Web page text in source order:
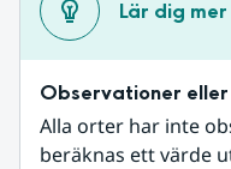
Lär dig mer
Observationer
Alla orter har inte
beräknas ett värde